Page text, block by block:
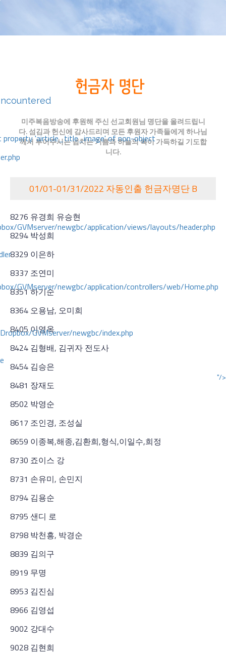
property 'airticle_title_image' of non-object
GVMserver/newgbc/application/views/layouts/header.php
GVMserver/newgbc/application/controllers/web/Home.php
GVMserver/newgbc/index.php
"/>
미주복음방송에 후원해 주신 선교회원님 명단을 올려드립니
다. 섬김과 헌신에 감사드리며 모든 후원자 가족들에게 하나님
께서 부어주시는 넘치는 기쁨과 하늘의 복이 가득하길 기도합
니다.
01/01-01/31/2022 자동인출 헌금자명단 B
8276 유경희 유승현
8294 박성희
8329 이은하
8337 조연미
8351 하기순
8364 오용남, 오미희
8405 이영옥
8424 김형배, 김귀자 전도사
8454 김승은
8481 장재도
8502 박영순
8617 조인경, 조성실
8659 이종복,해종,김환희,형식,이일수,희정
8730 죠이스 강
8731 손유미, 손민지
8794 김용순
8795 샌디 로
8798 박천흥, 박경순
8839 김의구
8919 무명
8953 김진심
8966 김영섭
9002 강대수
9028 김현희